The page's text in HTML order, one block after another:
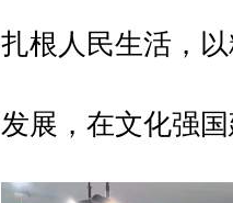
扎根人民生活，
发展，在文化强